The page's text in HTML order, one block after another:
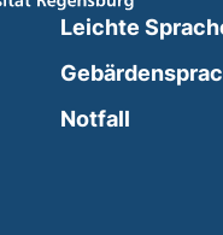
a new window)
Leichte
Notfall